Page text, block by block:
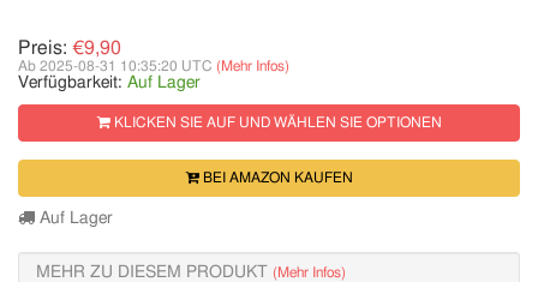
Preis: €9,90
Ab 2025-08-31 10:35:20 UTC (Mehr Infos)
Verfügbarkeit: Auf Lager
KLICKEN SIE AUF UND WÄHLEN SIE OPTIONEN
BEI AMAZON KAUFEN
Auf Lager
MEHR ZU DIESEM PRODUKT (Mehr Infos)